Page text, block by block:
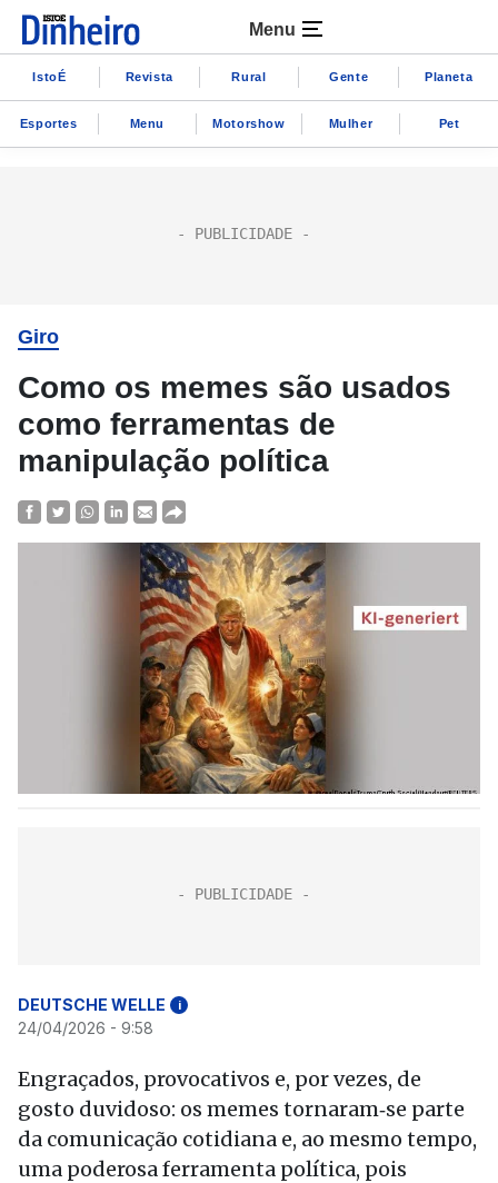
Menu
IstoÉ Revista Rural Gente Planeta
Esportes Menu Motorshow Mulher Pet
Giro
Como os memes são usados
como ferramentas de
manipulação política
DEUTSCHE WELLE i
24/04/2026 - 9:58
Engraçados, provocativos e, por vezes, de
gosto duvidoso: os memes tornaram‑se parte
da comunicação cotidiana e, ao mesmo tempo,
uma poderosa ferramenta política, pois